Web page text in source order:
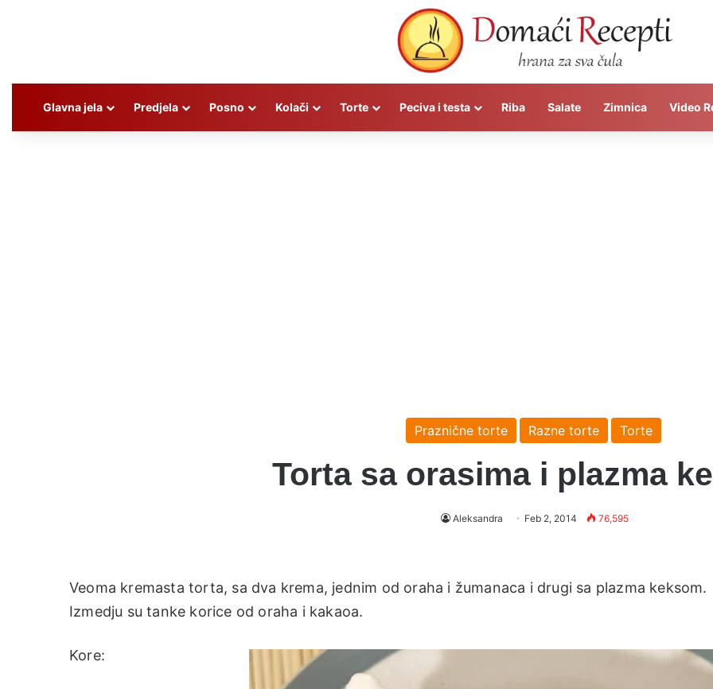
Glavna jela Predjela Posno Kolači Torte Peciva i testa Riba Salate Zimnica Video
Praznične torte Razne torte Torte
Torta sa orasima i plazma
Aleksandra Feb 2, 2014 76,595
Veoma kremasta torta, sa dva krema, jednim od oraha i žumanaca i drugi sa plazma keksom.
Izmedju su tanke korice od oraha i kakaoa.
Kore: